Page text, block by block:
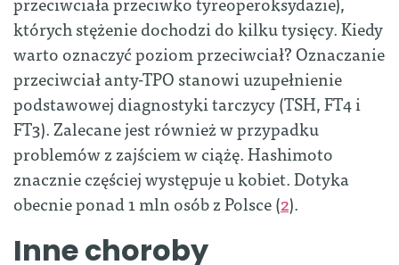
których stężenie dochodzi do kilku tysięcy.Kiedy
warto oznaczyć poziom przeciwciał? Oznaczanie
przeciwciał anty-TPO stanowi uzupełnienie
podstawowej diagnostyki tarczycy (TSH, FT4 i
FT3). Zalecane jest również w przypadku
problemów z zajściem w ciążę. Hashimoto
znacznie częściej występuje u kobiet. Dotyka
obecnie ponad 1 mln osób z Polsce (2).
Inne choroby